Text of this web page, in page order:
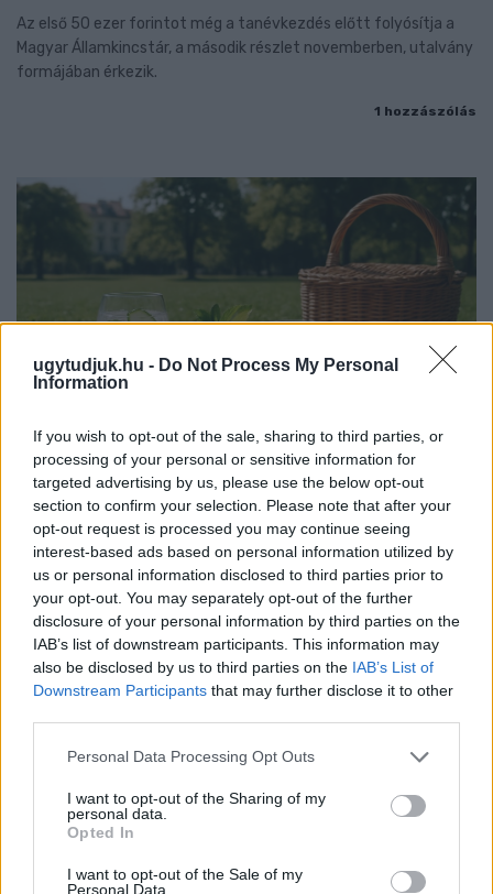
ugytudjuk.hu - Do Not Process My Personal
Information
If you wish to opt-out of the sale, sharing to third parties, or
processing of your personal or sensitive information for
targeted advertising by us, please use the below opt-out
section to confirm your selection. Please note that after your
opt-out request is processed you may continue seeing
interest-based ads based on personal information utilized by
us or personal information disclosed to third parties prior to
your opt-out. You may separately opt-out of the further
disclosure of your personal information by third parties on the
IAB’s list of downstream participants. This information may
also be disclosed by us to third parties on the IAB’s List of
Downstream Participants that may further disclose it to other
Please note that this website/app uses one or more Google
not limited to your visit or usage behaviour. You may click to
grant or deny consent to Google and its third-party tags to
use your data for below specified purposes in below Google
consent section.
Personal Data Processing Opt Outs
I want to opt-out of the Sharing of my
personal data.
Opted In
I want to opt-out of the Sale of my
Personal Data.
Az első 50 ezer forintot még a tanévkezdés előtt folyósítja a
Magyar Államkincstár, a második részlet novemberben, utalvány
formájában érkezik.
1 hozzászólás
PIKNIK ITALOK: ÍZEK ÉS ÉLMÉNYEK A SZABADBAN
Ahogy tavaszodik és a nap egyre tovább marad velünk, sokaknak
támad kedve kirándulni a természetbe.
Szólj hozzá!